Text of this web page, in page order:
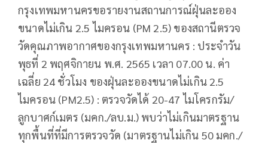
กรุงเทพมหานครขอรายงานสถานการณ์ฝุ่นละออง
ขนาดไม่เกิน 2.5 ไมครอน (PM 2.5) ของสถานีตรวจ
วัดคุณภาพอากาศของกรุงเทพมหานคร : ประจำวัน
พุธที่ 2 พฤศจิกายน พ.ศ. 2565 เวลา 07.00 น. ค่า
เฉลี่ย 24 ชั่วโมง ของฝุ่นละอองขนาดไม่เกิน 2.5
ไมครอน (PM2.5) : ตรวจวัดได้ 20-47 ไมโครกรัม/
ลูกบาศก์เมตร (มคก./ลบ.ม.) พบว่าไม่เกินมาตรฐาน
ทุกพื้นที่ที่มีการตรวจวัด (มาตรฐานไม่เกิน 50 มคก./